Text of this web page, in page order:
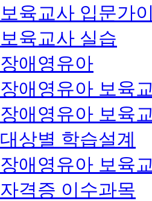
보육교사 입문가
보육교사 실습
장애영유아
장애영유아 보육
장애영유아 보육
대상별 학습설계
장애영유아 보육
자격증 이수과목